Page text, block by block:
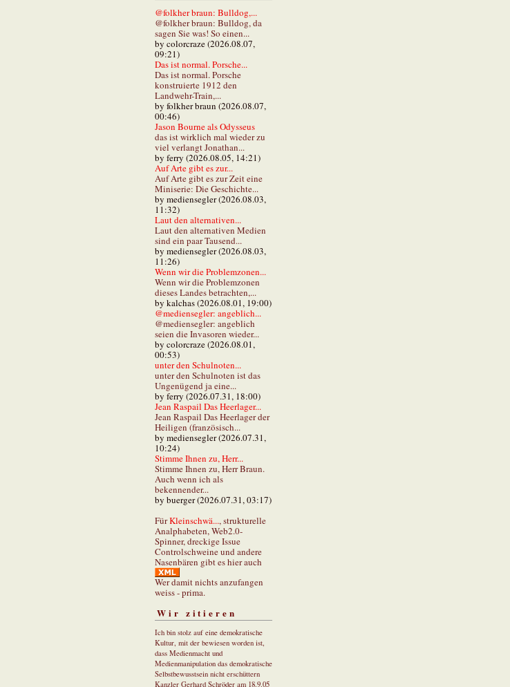
@folkher braun: Bulldog,...
@folkher braun: Bulldog, da
sagen Sie was! So einen...
by colorcraze (2026.08.07,
09:21)
Das ist normal. Porsche...
Das ist normal. Porsche
konstruierte 1912 den
Landwehr-Train,...
by folkher braun (2026.08.07,
00:46)
Jason Bourne als Odysseus
das ist wirklich mal wieder zu
viel verlangt Jonathan...
by ferry (2026.08.05, 14:21)
Auf Arte gibt es zur...
Auf Arte gibt es zur Zeit eine
Miniserie: Die Geschichte...
by mediensegler (2026.08.03,
11:32)
Laut den alternativen...
Laut den alternativen Medien
sind ein paar Tausend...
by mediensegler (2026.08.03,
11:26)
Wenn wir die Problemzonen...
Wenn wir die Problemzonen
dieses Landes betrachten,...
by kalchas (2026.08.01, 19:00)
@mediensegler: angeblich...
@mediensegler: angeblich
seien die Invasoren wieder...
by colorcraze (2026.08.01,
00:53)
unter den Schulnoten...
unter den Schulnoten ist das
Ungenügend ja eine...
by ferry (2026.07.31, 18:00)
Jean Raspail Das Heerlager...
Jean Raspail Das Heerlager der
Heiligen (französisch...
by mediensegler (2026.07.31,
10:24)
Stimme Ihnen zu, Herr...
Stimme Ihnen zu, Herr Braun.
Auch wenn ich als
bekennender...
by buerger (2026.07.31, 03:17)
FürKleinschwä..., strukturelle
Analphabeten, Web2.0-
Spinner, dreckige Issue
Controlschweine und andere
Nasenbären gibt es hier auch
Wer damit nichts anzufangen
weiss - prima.
Wir zitieren
Ich bin stolz auf eine demokratische
Kultur, mit der bewiesen worden ist,
dass Medienmacht und
Medienmanipulation das demokratische
Selbstbewusstsein nicht erschüttern
Kanzler Gerhard Schröder am 18.9.05